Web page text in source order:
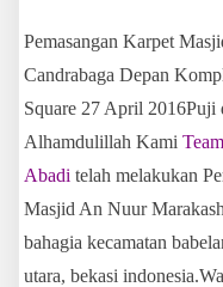
Pemasangan Karpet
Candrabaga Depan
Square 27 April 2016Puji
Alhamdulillah Kami
Abadi telah melakukan
Masjid An Nuur
bahagia kecamatan
utara, bekasi